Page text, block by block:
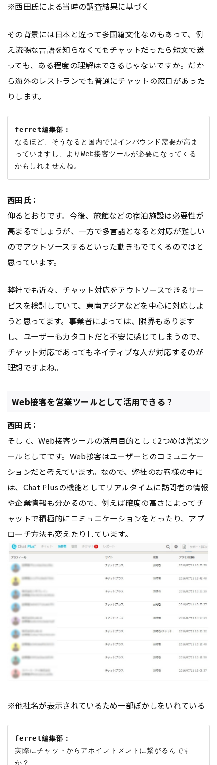
※西田氏による当時の調査結果に基づく
その背景には日本と違って多国籍文化なのもあって、例
え流暢な言語を知らなくてもチャットだったら短文で送
っても、ある程度の理解はできるじゃないですか。だか
ら海外のレストランでも普通にチャットの窓口があった
りします。
ferret編集部：
なるほど、そうなると国内ではインバウンド需要が高ま
っていますし、よりWeb接客ツールが必要になってくる
西田氏：
仰るとおりです。今後、旅館などの宿泊施設は必要性が
高まるでしょうが、一方で多言語となると対応が難しい
のでアウトソースするといった動きもでてくるのではと
思っています。
弊社でも近々、チャット対応をアウトソースできるサー
ビスを検討していて、東南アジアなどを中心に対応しよ
うと思ってます。事業者によっては、限界もあります
し、ユーザーもカタコトだと不安に感じてしまうので、
チャット対応であってもネイティブな人が対応するのが
理想ですよね。
Web接客を営業ツールとして活用できる？
西田氏：
そして、Web接客ツールの活用目的として2つめは営業ツ
ールとしてです。Web接客はユーザーとのコミュニケー
ションだと考えています。なので、弊社のお客様の中に
は、Chat Plusの機能としてリアルタイムに訪問者の情報
や企業情報も分かるので、例えば確度の高さによってチ
ャットで積極的にコミュニケーションをとったり、アプ
ローチ方法も変えたりしています。
※他社名が表示されているため一部ぼかしをいれている
ferret編集部：
実際にチャットからアポイントメントに繋がるんです